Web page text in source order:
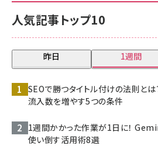
人気記事トップ10
昨日 1週間
SEOで勝つタイトル付けの法則とは
流入数を増やす5つの条件
1週間かかった作業が1日に！
使い倒す活用術8選